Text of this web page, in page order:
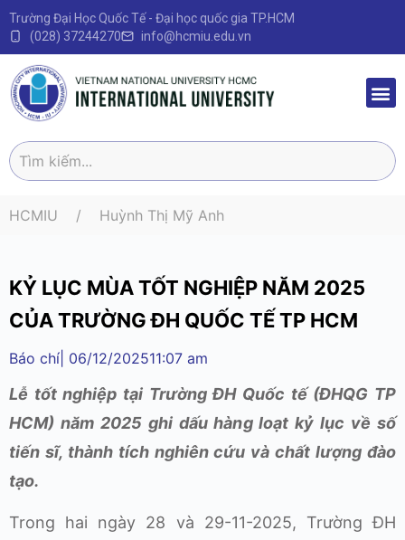
Trường Đại Học Quốc Tế - Đại học quốc gia TP.HCM
(028) 37244270
info@hcmiu.edu.vn
HCMIU Huỳnh Thị Mỹ Anh
KỶ LỤC MÙA TỐT NGHIỆP NĂM 2025
CỦA TRƯỜNG ĐH QUỐC TẾ TP HCM
Báo chí 06/12/202511:07 am
Lễ tốt nghiệp tại Trường ĐH Quốc tế (ĐHQG TP
HCM) năm 2025 ghi dấu hàng loạt kỷ lục về số
tiến sĩ, thành tích nghiên cứu và chất lượng đào
tạo.
Trong hai ngày 28 và 29-11-2025, Trường ĐH